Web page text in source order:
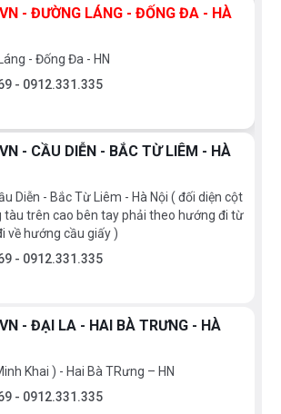
- ĐƯỜNG LÁNG - ĐỐNG ĐA - HÀ
- Đống Đa - HN
- 0912.331.335
- CẦU DIỄN - BẮC TỪ LIÊM - HÀ
Diễn - Bắc Từ Liêm - Hà Nội ( đối diện cột
tàu trên cao bên tay phải theo hướng đi từ
về hướng cầu giấy )
- 0912.331.335
- ĐẠI LA - HAI BÀ TRƯNG - HÀ
Khai ) - Hai Bà TRưng – HN
- 0912.331.335